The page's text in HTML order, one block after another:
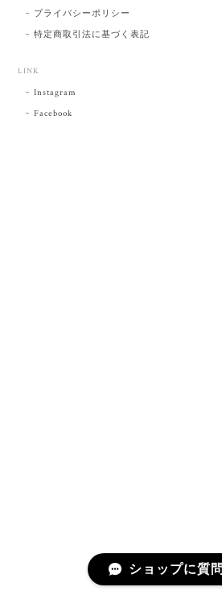
プライバシーポリシー
特定商取引法に基づく表記
LINK
Instagram
Facebook
ショップに質